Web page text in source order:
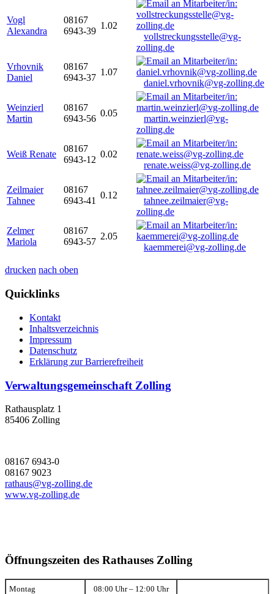
Vogl
Alexandra
08167
6943-39
1.02
vollstreckungsstelle@vg-
zolling.de
Vrhovnik
Daniel
08167
6943-37
1.07
daniel.vrhovnik@vg-zolling.de
Weinzierl
Martin
08167
6943-56
0.05
martin.weinzierl@vg-
zolling.de
Weiß Renate
08167
6943-12
0.02
renate.weiss@vg-zolling.de
Zeilmaier
Tahnee
08167
6943-41
0.12
tahnee.zeilmaier@vg-
zolling.de
Zelmer
Mariola
08167
6943-57
2.05
kaemmerei@vg-zolling.de
drucken nach oben
Quicklinks
Kontakt
Inhaltsverzeichnis
Impressum
Datenschutz
Erklärung zur Barrierefreiheit
Verwaltungsgemeinschaft Zolling
Rathausplatz 1
85406 Zolling
08167 6943-0
08167 9023
rathaus@vg-zolling.de
www.vg-zolling.de
Öffnungszeiten des Rathauses Zolling
Montag 08:00 Uhr – 12:00 Uhr